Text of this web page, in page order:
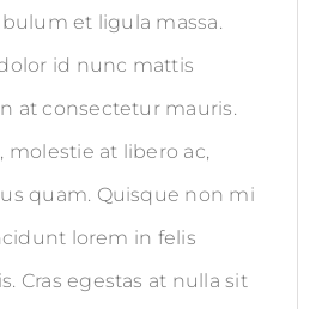
et ligula massa.
id nunc mattis
at consectetur mauris.
molestie at libero ac,
quam. Quisque non mi
lorem in felis
Cras egestas at nulla sit